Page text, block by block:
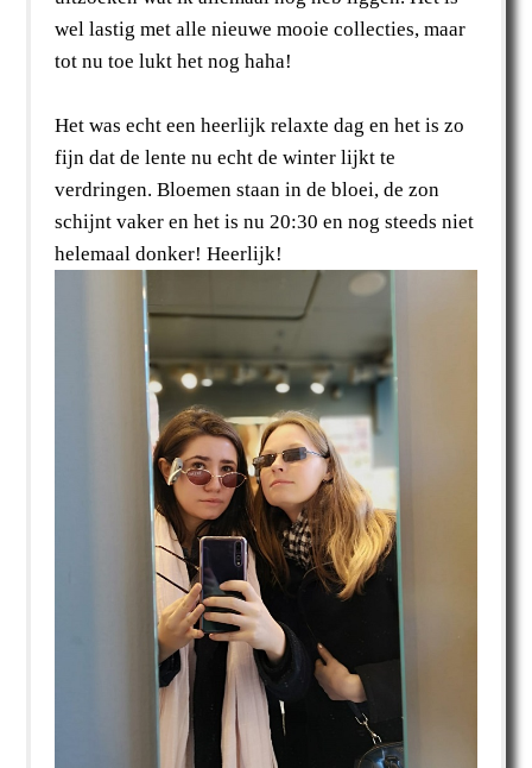
wel lastig met alle nieuwe mooie collecties, maar
tot nu toe lukt het nog haha!
Het was echt een heerlijk relaxte dag en het is zo
fijn dat de lente nu echt de winter lijkt te
verdringen. Bloemen staan in de bloei, de zon
schijnt vaker en het is nu 20:30 en nog steeds niet
helemaal donker! Heerlijk!